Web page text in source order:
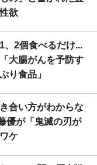
欲
、2個食べるだけ...
大腸がんを予防す
り食品」
合い方がわからな
優が「鬼滅の刃が
ケ